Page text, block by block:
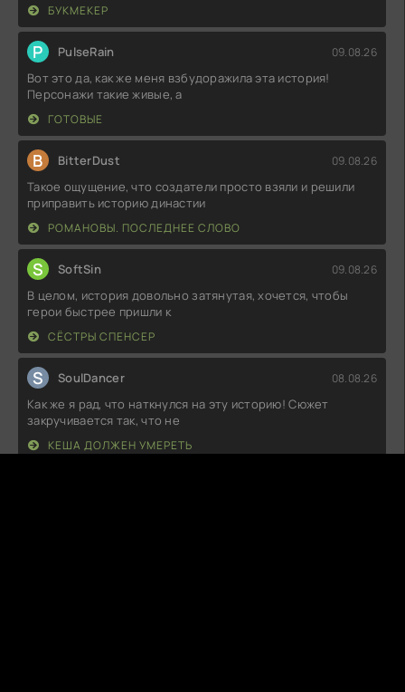
БУКМЕКЕР
P PulseRain 09.08.26
Вот это да, как же меня взбудоражила эта история!
Персонажи такие живые, а
ГОТОВЫЕ
B BitterDust 09.08.26
Такое ощущение, что создатели просто взяли и решили
приправить историю династии
РОМАНОВЫ. ПОСЛЕДНЕЕ СЛОВО
S SoftSin 09.08.26
В целом, история довольно затянутая, хочется, чтобы
герои быстрее пришли к
СЁСТРЫ СПЕНСЕР
S SoulDancer 08.08.26
Как же я рад, что наткнулся на эту историю! Сюжет
закручивается так, что не
КЕША ДОЛЖЕН УМЕРЕТЬ